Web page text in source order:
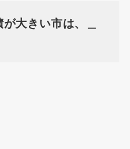
大きい市は、＿